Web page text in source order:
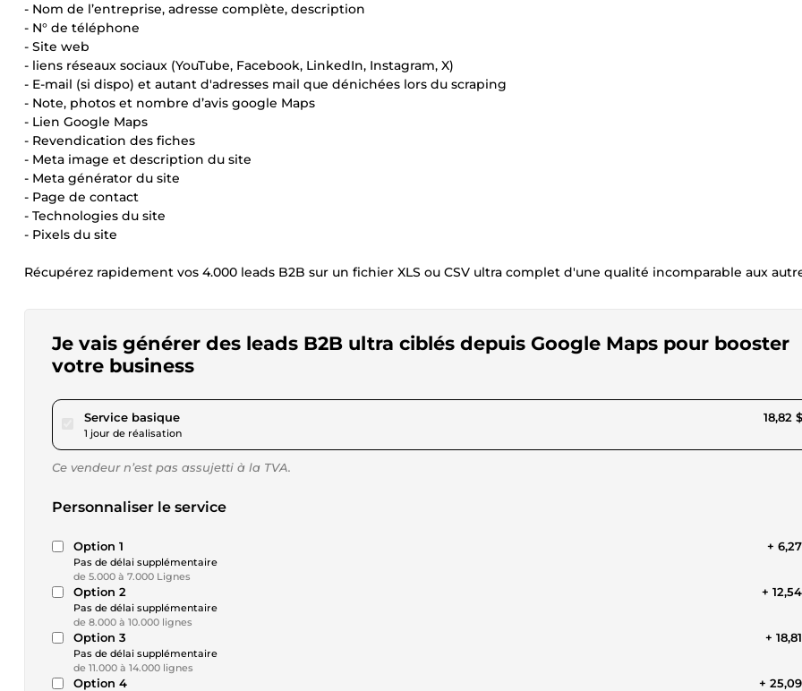
- Nom de l’entreprise, adresse complète, description
- N° de téléphone
- Site web
- liens réseaux sociaux (YouTube, Facebook, LinkedIn, Instagram, X)
- E-mail (si dispo) et autant d'adresses mail que dénichées lors du scraping
- Note, photos et nombre d’avis google Maps
- Lien Google Maps
- Revendication des fiches
- Meta image et description du site
- Meta générator du site
- Page de contact
- Technologies du site
- Pixels du site
Récupérez rapidement vos 4.000 leads B2B sur un fichier XLS ou CSV ultra complet d'une qualité incomparable aux
Je vais générer des leads B2B ultra ciblés depuis Google Maps pour booster
votre business
Service basiquepour 17,34 $US
1 jour de réalisation
18,82
Ce vendeur n’est pas assujetti à la TVA.
Personnaliser le service
Option 1
Pas de délai supplémentaire
de 5.000 à 7.000 Lignes
+
Option 2
Pas de délai supplémentaire
de 8.000 à 10.000 lignes
+
Option 3
Pas de délai supplémentaire
de 11.000 à 14.000 lignes
+
Option 4 +